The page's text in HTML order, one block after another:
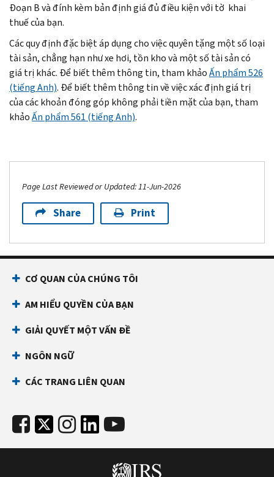
Đoạn B và đính kèm bản định giá đủ điều kiện với tờ khai
thuế của bạn.
Các quy định đặc biệt áp dụng cho việc quyên tặng một số loại
tài sản, chẳng hạn như xe hơi, tồn kho và một số tài sản có
giá trị khác. Để biết thêm thông tin, tham khảoẤn phẩm 526
(tiếng Anh). Để biết thêm thông tin về việc xác định giá trị
của các khoản đóng góp không phải tiền mặt của bạn, tham
khảoẤn phẩm 561 (tiếng Anh).
Page Last Reviewed or Updated: 11-Jun-2026
Share Print
CƠ QUAN CỦA CHÚNG TÔI
AM HIỂU QUYỀN CỦA BẠN
GIẢI QUYẾT MỘT VẤN ĐỀ
NGÔN NGỮ
CÁC TRANG LIÊN QUAN